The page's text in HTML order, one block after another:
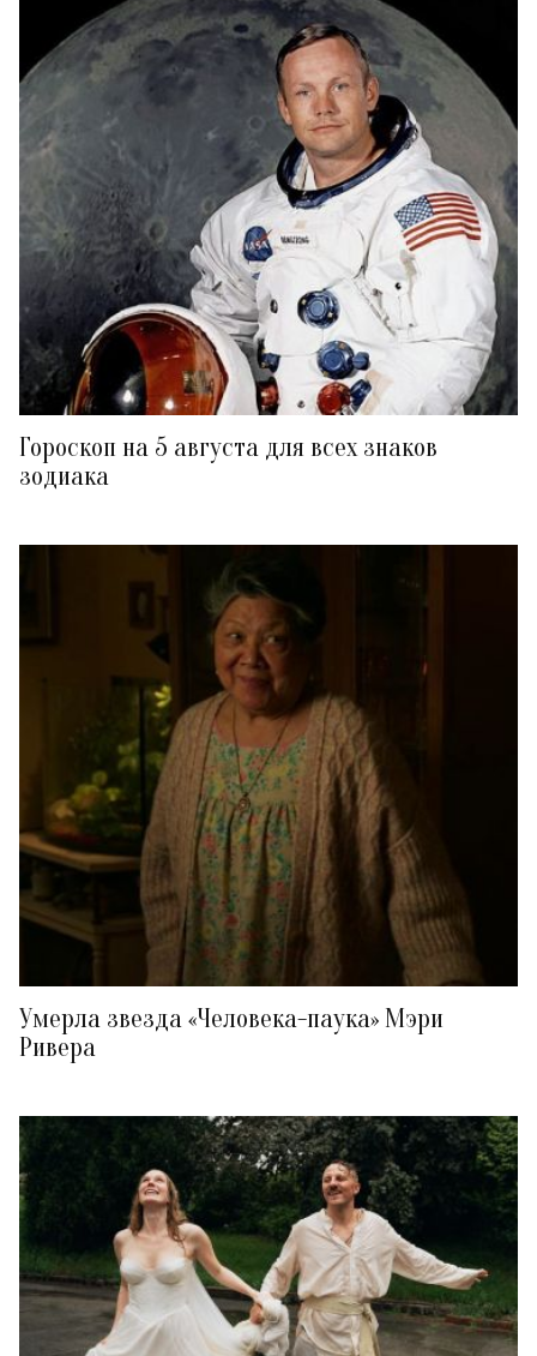
Гороскоп на 5 августа для всех знаков
зодиака
Умерла звезда «Человека-паука» Мэри
Ривера